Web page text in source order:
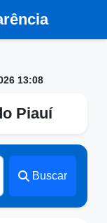
13:08
Piauí
Buscar